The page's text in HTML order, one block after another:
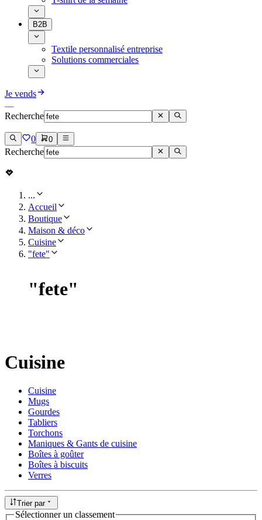
B2B
Textile personnalisé entreprise
Solutions commerciales
Je vends
Recherche
0 0
Recherche
...
Accueil
Boutique
Maison & déco
Cuisine
"fete"
"fete"
Cuisine
Cuisine
Mugs
Gourdes
Tabliers
Torchons
Maniques & Gants de cuisine
Boîtes à goûter
Boîtes à biscuits
Verres
Trier par
Sélectionner un classement